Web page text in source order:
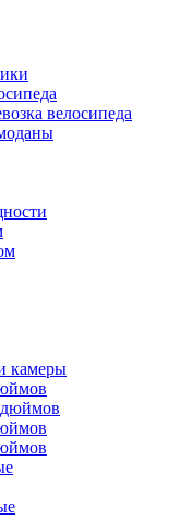
велосипеда
камеры